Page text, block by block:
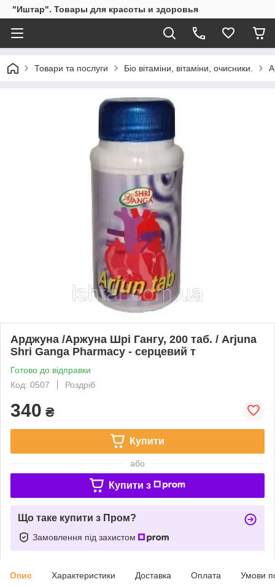
"Иштар". Товары для красоты и здоровья
Товари та послуги Біо вітаміни, вітаміни, очисники.
Арджуна /Аржуна Шрі Гангу, 200 таб. / Arjuna
Shri Ganga Pharmacy - серцевий т
Готово до відправки
Код: 0507
Роздріб
340 ₴
Купити
або
Купити з
Що таке купити з Пром?
Замовлення під захистом
Опис Характеристики Доставка Оплата Умови